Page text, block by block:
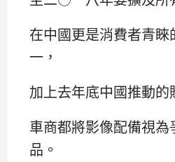
在中國更是消費者青
一，
加上去年底中國推動的
車商都將影像配備視
品。